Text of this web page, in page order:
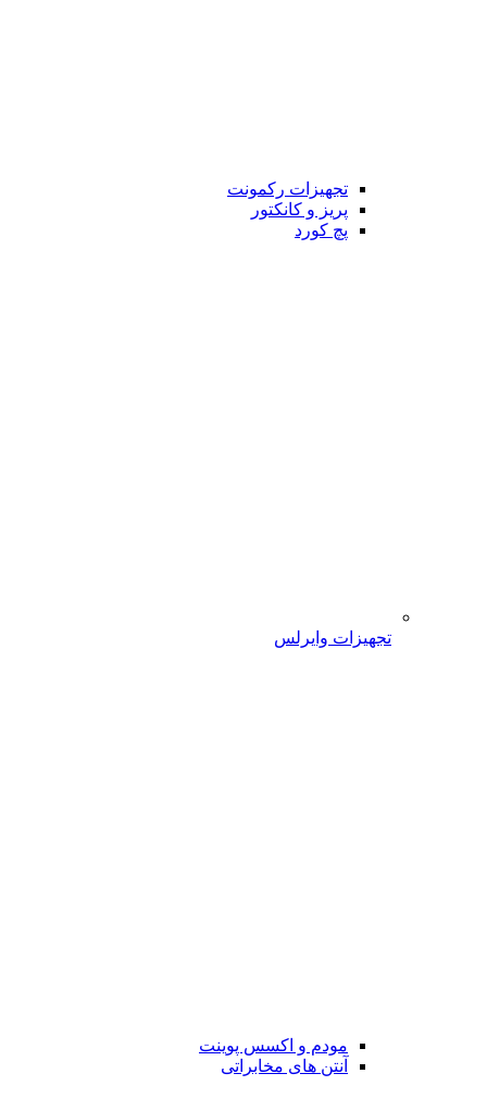
تجهیزات رکمونت
پریز و کانکتور
پچ کورد
تجهیزات وایرلس
مودم و اکسس پوینت
آنتن های مخابراتی